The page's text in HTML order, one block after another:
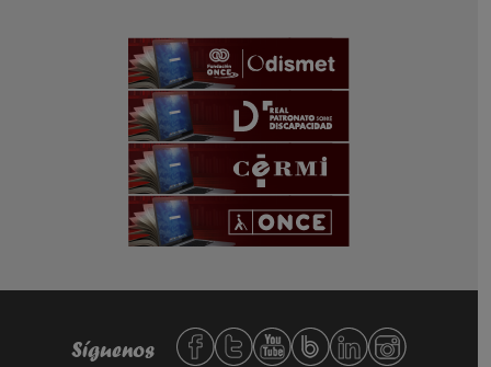
Redes sociales de Fundación ONCE,
Síguenos